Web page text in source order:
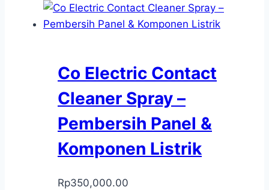
Co Electric Contact
Cleaner Spray –
Pembersih Panel &
Komponen Listrik
Rp350,000.00